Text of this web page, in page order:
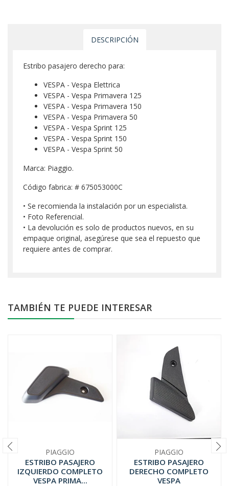
DESCRIPCIÓN
Estribo pasajero derecho para:
VESPA - Vespa Elettrica
VESPA - Vespa Primavera 125
VESPA - Vespa Primavera 150
VESPA - Vespa Primavera 50
VESPA - Vespa Sprint 125
VESPA - Vespa Sprint 150
VESPA - Vespa Sprint 50
Marca: Piaggio.
Código fabrica: # 675053000C
• Se recomienda la instalación por un especialista.
• Foto Referencial.
• La devolución es solo de productos nuevos, en su
empaque original, asegúrese que sea el repuesto que
requiere antes de comprar.
TAMBIÉN TE PUEDE INTERESAR
PIAGGIO
ESTRIBO PASAJERO
IZQUIERDO COMPLETO
VESPA PRIMA...
PIAGGIO
ESTRIBO PASAJERO
DERECHO COMPLETO
VESPA